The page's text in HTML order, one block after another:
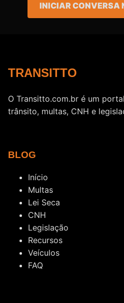
INICIAR CONVERSA
TRANSITTO
O Transitto.com.br é um
trânsito, multas, CNH e
BLOG
Início
Multas
Lei Seca
CNH
Legislação
Recursos
Veículos
FAQ